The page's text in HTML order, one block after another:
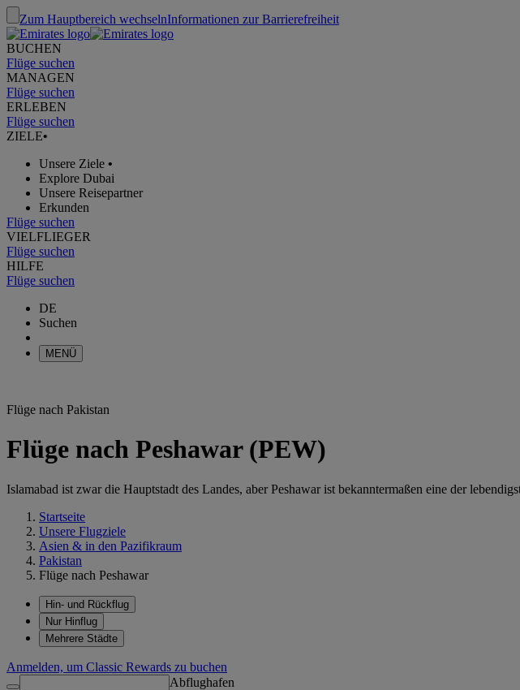
Zum Hauptbereich wechselnInformationen zur Barrierefreiheit
BUCHEN
Flüge suchen
MANAGEN
Flüge suchen
ERLEBEN
Flüge suchen
ZIELE•
Unsere Ziele •
Explore Dubai
Unsere Reisepartner
Erkunden
Flüge suchen
VIELFLIEGER
Flüge suchen
HILFE
Flüge suchen
DE
Suchen
MENÜ
Flüge nach Pakistan
Flüge nach Peshawar (PEW)
Islamabad ist zwar die Hauptstadt des Landes, aber Peshawar ist bekanntermaßen eine der
Startseite
Unsere Flugziele
Asien & in den Pazifikraum
Pakistan
Flüge nach Peshawar
Hin- und Rückflug
Nur Hinflug
Mehrere Städte
Anmelden, um Classic Rewards zu buchen
Abflughafen